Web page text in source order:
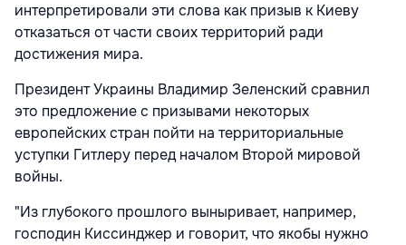
интерпретировали эти слова как призыв к Киеву
отказаться от части своих территорий ради
достижения мира.
Президент Украины Владимир Зеленский сравнил
это предложение с призывами некоторых
европейских стран пойти на территориальные
уступки Гитлеру перед началом Второй мировой
войны.
"Из глубокого прошлого выныривает, например,
господин Киссинджер и говорит, что якобы нужно